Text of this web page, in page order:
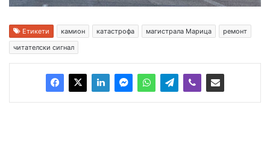
Етикети камион катастрофа магистрала Марица
ремонт
читателски сигнал